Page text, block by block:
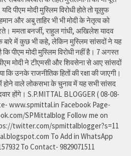
पीएम मोदी मुस्लिम विरोधी होते तो यूसुफ
और अबु ताहिर भी भी मोदी के नेतृत्व को
ममता बनर्जी, राहुल गांधी, अखिलेश यादव
बारे में कुछ भी कहे, लेकिन मुस्लिम सांसदों ने यह
कि पीएम मोदी मुस्लिम विरोधी नहीं है। 7 अगस्त
मोदी ने टीएमसी और शिवसेना से आए सांसदों
कि उनके राजनीतिक हितों की रक्षा की जाएगी।
में होने वाले लोकसभा के चुनाव में यह सभी सांसद
होंगे। S.P.MITTAL BLOGGER ( 08-08-
www.spmittal.in Facebook Page-
SPMittalblog Follow me on
twitter.com/spmittalblogger?s=11
To Add in WhatsApp
To Contact- 9829071511